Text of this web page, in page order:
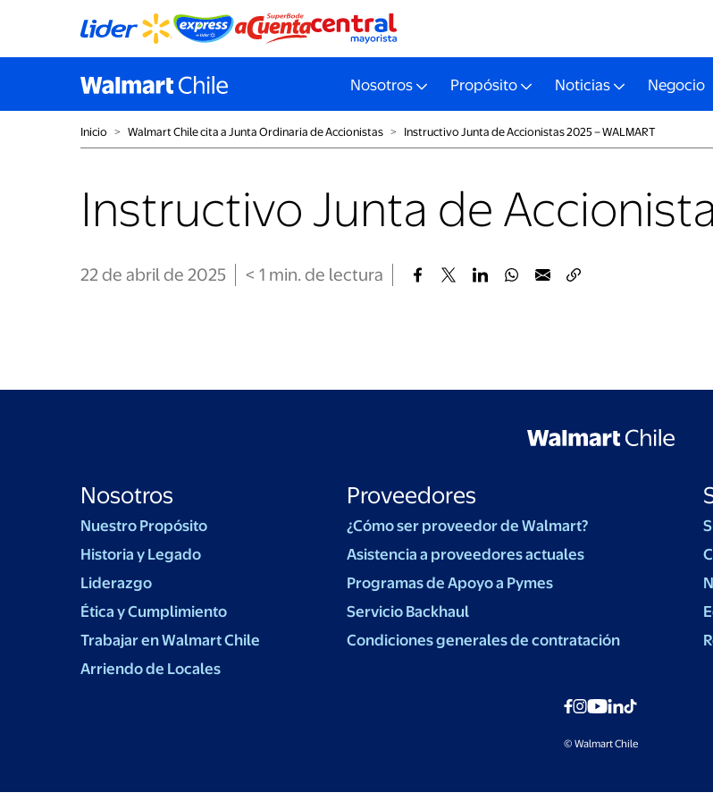
Nosotros Propósito Noticias Negocio
Inicio ˃ Walmart Chile cita a Junta Ordinaria de Accionistas ˃ Instructivo Junta de Accionistas 2025 – WALMART
Instructivo Junta de
22 de abril de 2025 < 1 min. de lectura
Nosotros
Nuestro Propósito
Historia y Legado
Liderazgo
Ética y Cumplimiento
Trabajar en Walmart Chile
Arriendo de Locales
Proveedores
¿Cómo ser proveedor de Walmart?
Asistencia a proveedores actuales
Programas de Apoyo a Pymes
Servicio Backhaul
Condiciones generales de contratación
© Walmart Chile